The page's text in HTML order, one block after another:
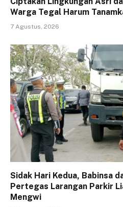
Warga Tegal Harum
7 Agustus, 2026
Sidak Hari Kedua, Babinsa
Pertegas Larangan Parkir
Mengwi